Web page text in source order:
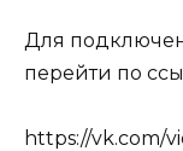
Для
перейти по
https://vk.com/